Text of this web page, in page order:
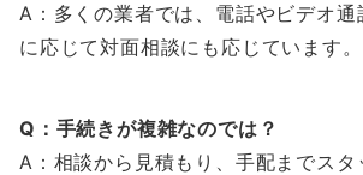
A：多くの業者では、電話やビデオ
に応じて対面相談にも応じています。
Q：手続きが複雑なのでは？
A：相談から見積もり、手配までスタ